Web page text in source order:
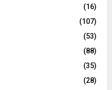
(16)
(107)
(53)
(88)
(35)
(28)